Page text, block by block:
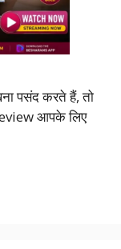
पसंद करते हैं, तो
आपके लिए